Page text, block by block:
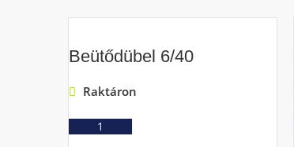
Beütődübel 6/40
Raktáron